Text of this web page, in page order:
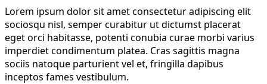
Lorem ipsum dolor sit amet consectetur adipiscing elit
sociosqu nisl, semper curabitur ut dictumst placerat
eget orci habitasse, potenti conubia curae morbi varius
imperdiet condimentum platea. Cras sagittis magna
sociis natoque parturient vel et, fringilla dapibus
inceptos fames vestibulum.